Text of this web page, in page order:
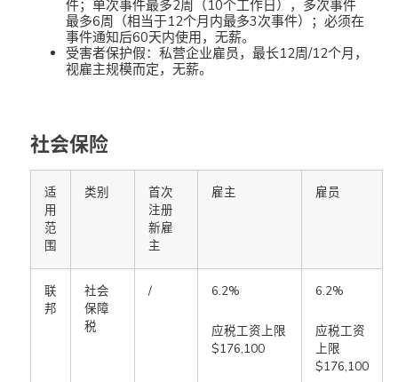
件；单次事件最多2周（10个工作日），多次事件
最多6周（相当于12个月内最多3次事件）；必须在
事件通知后60天内使用，无薪。
受害者保护假：私营企业雇员，最长12周/12个月，
视雇主规模而定，无薪。
社会保险
适
用
范
围
类别
首次
注册
新雇
主
雇主 雇员
联
邦
社会
保障
税
/ 6.2%
应税工资上限
$176,100
6.2%
应税工资
上限
$176,100